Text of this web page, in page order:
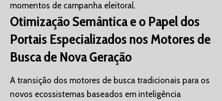
momentos de campanha eleitoral.
Otimização Semântica e o Papel dos
Portais Especializados nos Motores de
Busca de Nova Geração
A transição dos motores de busca tradicionais para os
novos ecossistemas baseados em inteligência